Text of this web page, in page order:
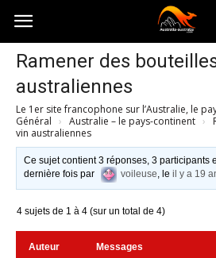
Australia-
australie.com
Ramener des
australiennes
Le 1er site francophone sur l’Australie, le
Général › Australie – le pays-continent ›
vin australiennes
Ce sujet contient 3 réponses, 3 participants
dernière fois par
voileuse, leil y a 19
4 sujets de 1 à 4 (sur un total de 4)
Auteur Messages